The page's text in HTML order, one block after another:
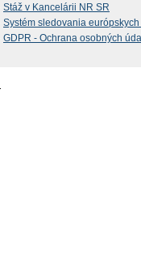
Stáž v Kancelárii NR SR
Systém sledovania
GDPR - Ochrana osobných